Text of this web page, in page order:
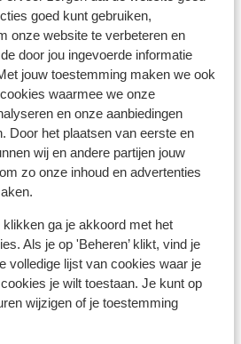
goed kunt gebruiken,
onze website te verbeteren en
door jou ingevoerde informatie
jouw toestemming maken we ook
waarmee we onze
en onze aanbiedingen
Door het plaatsen van eerste en
wij en andere partijen jouw
zo onze inhoud en advertenties
ga je akkoord met het
Als je op 'Beheren’ klikt, vind je
volledige lijst van cookies waar je
je wilt toestaan. Je kunt op
wijzigen of je toestemming
in Les
Domaines
- Arc 1950 Le Village
Odalys Eden